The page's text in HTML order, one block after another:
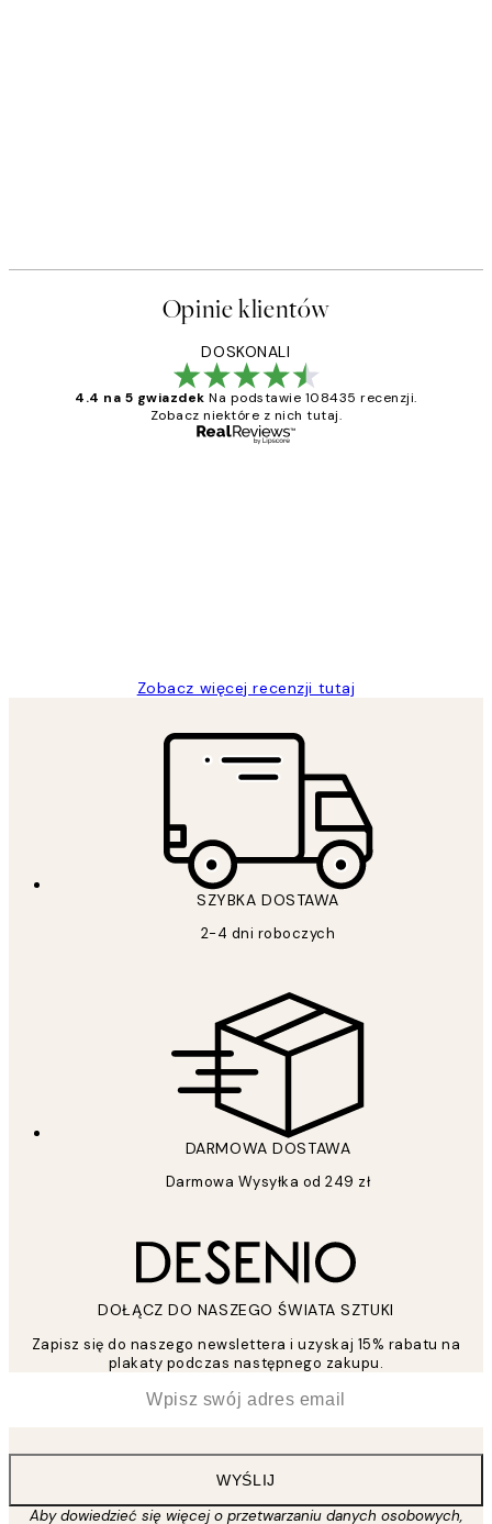
Opinie klientów
DOSKONALI
4.4 na 5 gwiazdek Na podstawie 108435 recenzji.
Zobacz niektóre z nich tutaj.
Zobacz więcej recenzji tutaj
SZYBKA DOSTAWA
2-4 dni roboczych
DARMOWA DOSTAWA
Darmowa Wysyłka od 249 zł
DOŁĄCZ DO NASZEGO ŚWIATA SZTUKI
Zapisz się do naszego newslettera i uzyskaj 15% rabatu na
plakaty podczas następnego zakupu.
WYŚLIJ
Aby dowiedzieć się więcej o przetwarzaniu danych osobowych,